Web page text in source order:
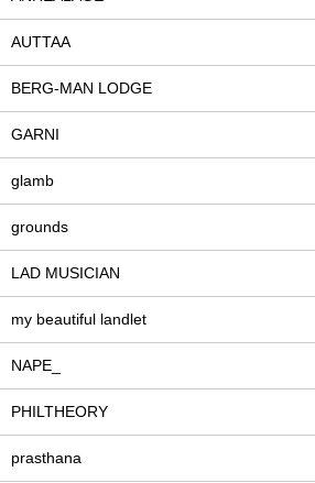
AUTTAA
BERG-MAN LODGE
GARNI
glamb
grounds
LAD MUSICIAN
my beautiful landlet
NAPE_
PHILTHEORY
prasthana